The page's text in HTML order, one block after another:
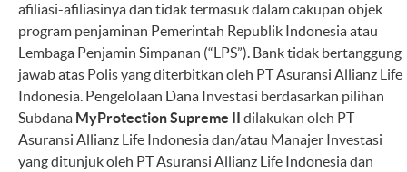
afiliasi-afiliasinya dan tidak termasuk dalam cakupan objek
program penjaminan Pemerintah Republik Indonesia atau
Lembaga Penjamin Simpanan (“LPS”). Bank tidak bertanggung
jawab atas Polis yang diterbitkan oleh PT Asuransi Allianz Life
Indonesia. Pengelolaan Dana Investasi berdasarkan pilihan
Subdana MyProtection Supreme II dilakukan oleh PT
Asuransi Allianz Life Indonesia dan/atau Manajer Investasi
yang ditunjuk oleh PT Asuransi Allianz Life Indonesia dan